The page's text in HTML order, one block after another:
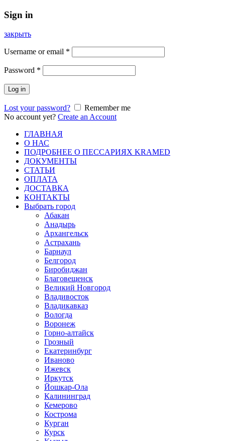
Sign in
закрыть
Username or email *
Password *
Log in
Lost your password?
Remember me
No account yet? Create an Account
ГЛАВНАЯ
О НАС
ПОДРОБНЕЕ О ПEСCАРИЯХ KRAMED
ДОКУМЕНТЫ
СТАТЬИ
ОПЛАТА
ДОСТАВКА
КОНТАКТЫ
Выбрать город
Абакан
Анадырь
Архангельск
Астрахань
Барнаул
Белгород
Биробиджан
Благовещенск
Великий Новгород
Владивосток
Владикавказ
Вологда
Воронеж
Горно-алтайск
Грозный
Екатеринбург
Иваново
Ижевск
Иркутск
Йошкар-Ола
Калининград
Кемерово
Кострома
Курган
Курск